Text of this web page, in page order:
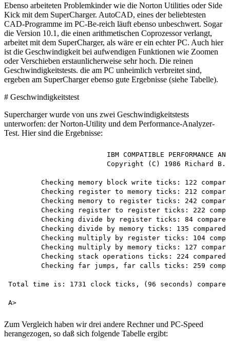
Ebenso arbeiteten Problemkinder wie die Norton Utilities oder Side
Kick mit dem SuperCharger. AutoCAD, eines der beliebtesten
CAD-Programme im PC-Be-reich läuft ebenso unbeschwert. Sogar
die Version 10.1, die einen arithmetischen Coprozessor verlangt,
arbeitet mit dem SuperCharger, als wäre er ein echter PC. Auch hier
ist die Geschwindigkeit bei aufwendigen Funktionen wie Zoomen
oder Verschieben erstaunlicherweise sehr hoch. Die reinen
Geschwindigkeitstests. die am PC unheimlich verbreitet sind,
ergeben am SuperCharger ebenso gute Ergebnisse (siehe Tabelle).
# Geschwindigkeitstest
Supercharger wurde von uns zwei Geschwindigkeitstests
unterworfen: der Norton-Utility und dem Performance-Analyzer-
Test. Hier sind die Ergebnisse:
Total time is: 1731 clock ticks, (96 seconds) compared
Zum Vergleich haben wir drei andere Rechner und PC-Speed
herangezogen, so daß sich folgende Tabelle ergibt: